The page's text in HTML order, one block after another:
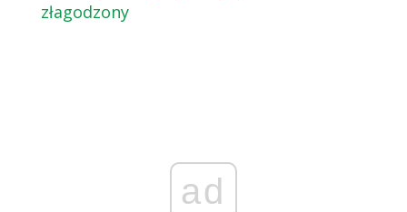
złagodzony
ad